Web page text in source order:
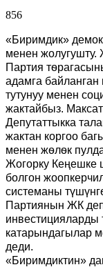
856 ᠌ ᠌ ᠌ ᠌᠌ ᠌ ᠌᠌
«Биримдик»
менен жолугушту.
Партия
адамга
тутунуу менен
жактайбыз.
Депутаттыкка
жактан коргоо
менен жѳлѳк
Жогорку Кеңешке
болгон
системаны
Партиянын ЖК
инвестицияларды
катарындагылар
деди.
«Биримдиктин»